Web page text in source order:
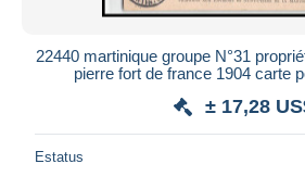
22440 martinique groupe N°31
pierre fort de france 1904 carte
± 17,28
Estatus